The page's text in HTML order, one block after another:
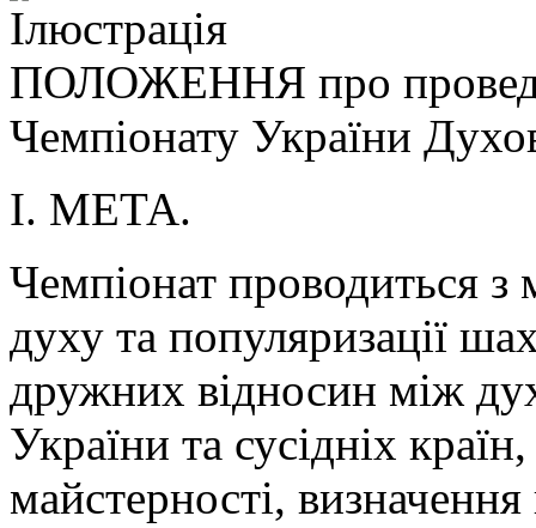
Ілюстрація
ПОЛОЖЕННЯ про
Чемпіонату України
І. МЕТА.
Чемпіонат проводиться з
духу та популяризації
дружних відносин між
України та сусідніх
майстерності,